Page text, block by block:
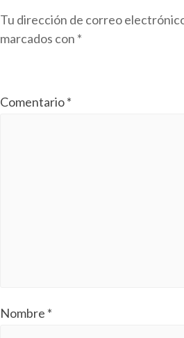
Tu dirección de correo
marcados con *
Comentario*
Nombre *